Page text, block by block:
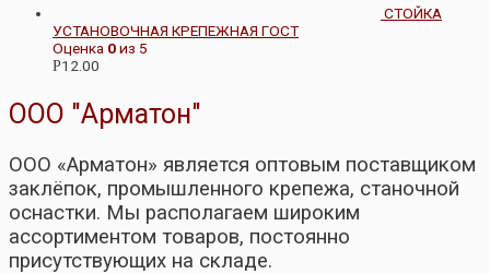
СТОЙКА
УСТАНОВОЧНАЯ КРЕПЕЖНАЯ ГОСТ
Оценка 0из 5
Р12.00
ООО "Арматон"
ООО «Арматон» является оптовым поставщиком
заклёпок, промышленного крепежа, станочной
оснастки. Мы располагаем широким
ассортиментом товаров, постоянно
присутствующих на складе.